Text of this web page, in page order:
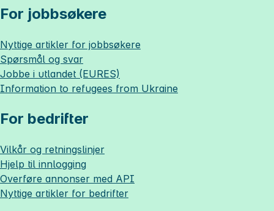
For jobbsøkere
Nyttige artikler for jobbsøkere
Spørsmål og svar
Jobbe i utlandet (EURES)
Information to refugees from Ukraine
For bedrifter
Vilkår og retningslinjer
Hjelp til innlogging
Overføre annonser med API
Nyttige artikler for bedrifter